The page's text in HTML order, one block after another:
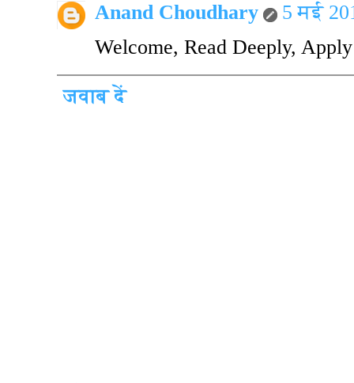
Anand Choudhary
5 मई
Welcome, Read Deeply,
जवाब दें